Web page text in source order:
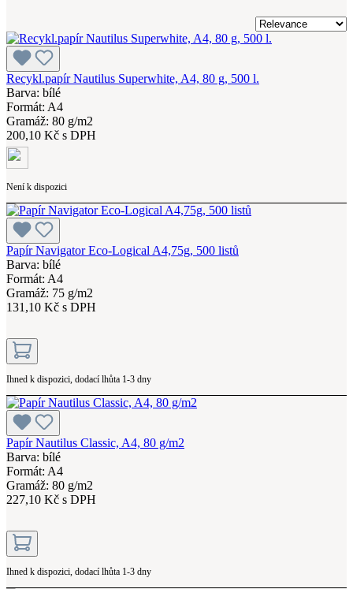
Recykl.papír Nautilus Superwhite, A4, 80 g, 500 l.
Barva: bílé
Formát: A4
Gramáž: 80 g/m2
200,10 Kč s DPH
Není k dispozici
Papír Navigator Eco-Logical A4,75g, 500 listů
Barva: bílé
Formát: A4
Gramáž: 75 g/m2
131,10 Kč s DPH
Ihned k dispozici, dodací lhůta 1-3 dny
Papír Nautilus Classic, A4, 80 g/m2
Barva: bílé
Formát: A4
Gramáž: 80 g/m2
227,10 Kč s DPH
Ihned k dispozici, dodací lhůta 1-3 dny